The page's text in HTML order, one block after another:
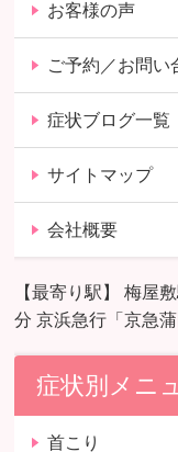
お客様の声
ご予約／お問い
症状ブログ一覧
サイトマップ
会社概要
【最寄り駅】 梅屋
分 京浜急行「京急
症状別メニ
首こり